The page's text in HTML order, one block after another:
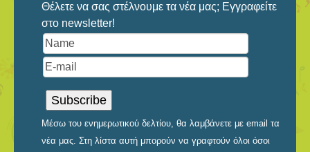
Θέλετε να σας στέλνουμε τα νέα μας; Εγγραφείτε
στο newsletter!
Μέσω του ενημερωτικού δελτίου, θα λαμβάνετε με email τα
νέα μας. Στη λίστα αυτή μπορούν να γραφτούν όλοι όσοι